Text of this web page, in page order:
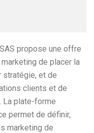
propose une offre
de placer la
stratégie, et de
clients et de
La plate-forme
permet de définir,
marketing de